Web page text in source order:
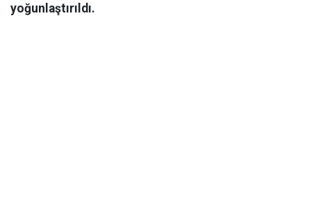
yoğunlaştırıldı.